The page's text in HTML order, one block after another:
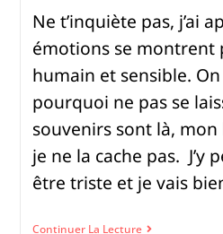
Ne t’inquiète pas, j’ai
émotions se montrent
humain et sensible.
pourquoi ne pas se
souvenirs sont là,
je ne la cache pas. J’y
être triste et je vais
Continuer La Lecture